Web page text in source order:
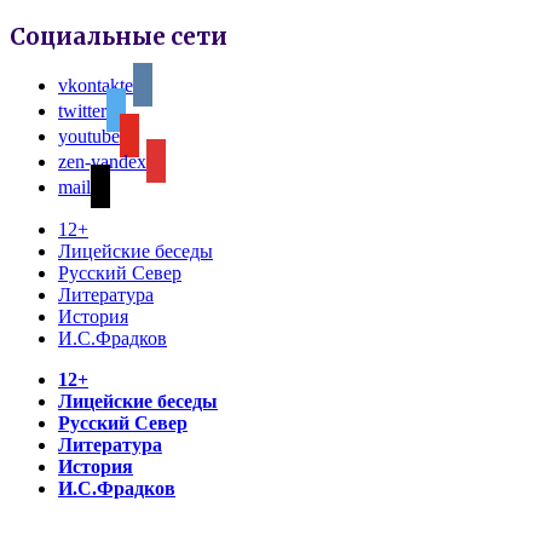
Социальные сети
vkontakte
twitter
youtube
zen-yandex
mail
12+
Лицейские беседы
Русский Север
Литература
История
И.С.Фрадков
12+
Лицейские беседы
Русский Север
Литература
История
И.С.Фрадков